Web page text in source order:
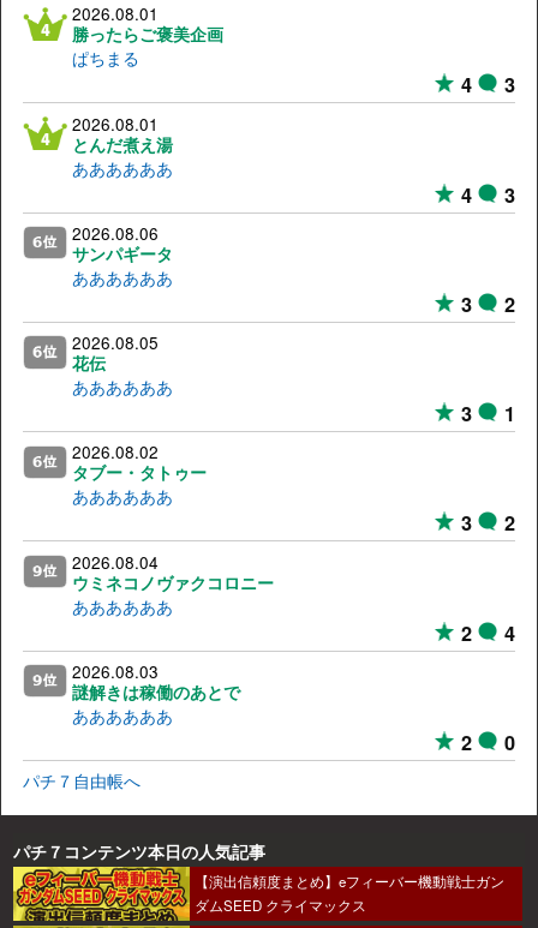
2026.08.01
勝ったらご褒美企画
ぱちまる
4 3
2026.08.01
とんだ煮え湯
ああああああ
4 3
2026.08.06
サンパギータ
ああああああ
3 2
2026.08.05
花伝
ああああああ
3 1
2026.08.02
タブー・タトゥー
ああああああ
3 2
2026.08.04
ウミネコノヴァクコロニー
ああああああ
2 4
2026.08.03
謎解きは稼働のあとで
ああああああ
2 0
パチ７自由帳へ
パチ７コンテンツ本日の人気記事
【演出信頼度まとめ】eフィーバー機動戦士ガン
ダムSEED クライマックス